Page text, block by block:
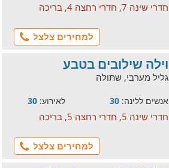
חדרי שינה 7, חדרי רחצה 4, בריכה
למחירים צלצל
וילה שילובים בטבע
גליל מערבי, שתולה
אנשים ללינה: 30 לאירוע: 30
חדרי שינה 5, חדרי רחצה 5, בריכה
למחירים צלצל